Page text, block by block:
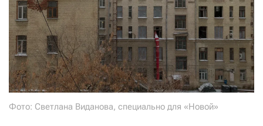
Фото: Светлана Виданова, специально для «Новой»